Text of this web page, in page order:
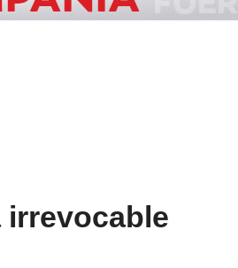
irrevocable